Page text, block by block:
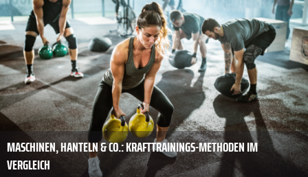
MASCHINEN, HANTELN & CO.: KRAFTTRAININGS-METHODEN IM
VERGLEICH